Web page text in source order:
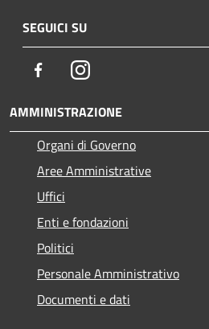
SEGUICI SU
FacebookInstagram
AMMINISTRAZIONE
Organi di Governo
Aree Amministrative
Uffici
Enti e fondazioni
Politici
Personale Amministrativo
Documenti e dati